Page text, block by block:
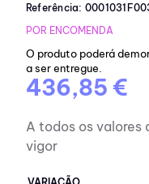
Referência:
POR ENCOMENDA
O produto poderá
a ser entregue.
436,85 €
A todos os valores
vigor